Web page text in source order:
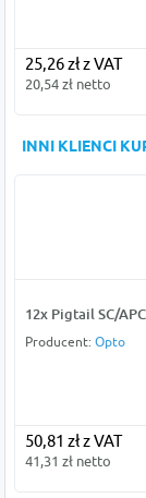
25,26 zł z VAT
20,54 zł netto
INNI KLIENCI
12x Pigtail SC/
Producent: Opto
50,81 zł z VAT
41,31 zł netto